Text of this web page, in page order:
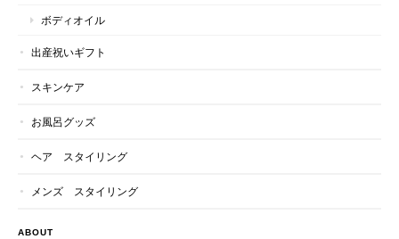
ボディオイル
出産祝いギフト
スキンケア
お風呂グッズ
ヘア スタイリング
メンズ スタイリング
ABOUT